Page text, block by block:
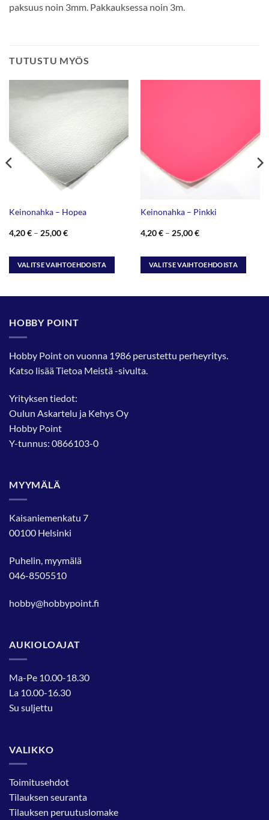
paksuus noin 3mm. Pakkauksessa noin 3m.
TUTUSTU MYÖS
Keinonahka – Hopea
4,20€ – 25,00€Hintaluokka:
25,00 €
VALITSE VAIHTOEHDOISTA
muunnelma.
tehdä
valinnat
Keinonahka – Pinkki
4,20€ – 25,00€Hintaluokka:
25,00 €
VALITSE VAIHTOEHDOISTA
tehdä
HOBBY POINT
Hobby Point on vuonna 1986 perustettu perheyritys.
Katso lisääTietoa Meistä-sivulta.
Yrityksen tiedot:
Oulun Askartelu ja Kehys Oy
Hobby Point
Y-tunnus: 0866103-0
MYYMÄLÄ
Kaisaniemenkatu 7
00100 Helsinki
Puhelin, myymälä
046-8505510
hobby@hobbypoint.fi
AUKIOLOAJAT
Ma-Pe 10.00-18.30
La 10.00-16.30
Su suljettu
VALIKKO
Toimitusehdot
Tilauksen seuranta
Tilauksen peruutuslomake